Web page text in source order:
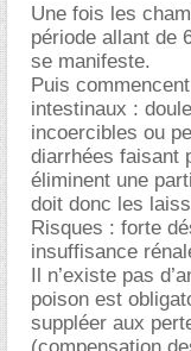
Une fois les
période allant de
se manifeste.
Puis
intestinaux :
incoercibles ou
diarrhées faisant
éliminent une
doit donc les
Risques : forte
insuffisance
Il n’existe pas
poison est
suppléer aux